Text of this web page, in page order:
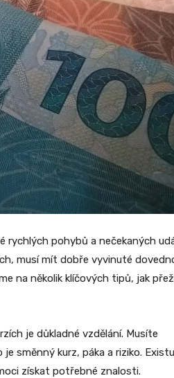
rychlých pohybů a nečekaných
musí mít dobře vyvinuté
na několik klíčových tipů, jak
je důkladné vzdělání. Musíte
směnný kurz, páka a riziko.
získat potřebné znalosti.